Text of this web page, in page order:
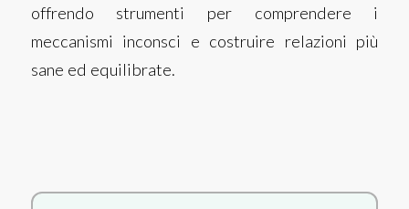
offrendo strumenti per comprendere i
meccanismi inconsci e costruire relazioni più
sane ed equilibrate.